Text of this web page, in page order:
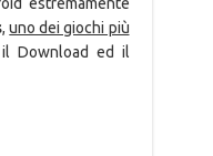
,uno dei giochi più
il Download ed il